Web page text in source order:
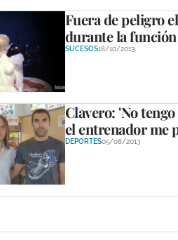
Fuera de peligro
durante la
SUCESOS18/10/2013
Clavero: 'No
el entrenador me
DEPORTES05/08/2013